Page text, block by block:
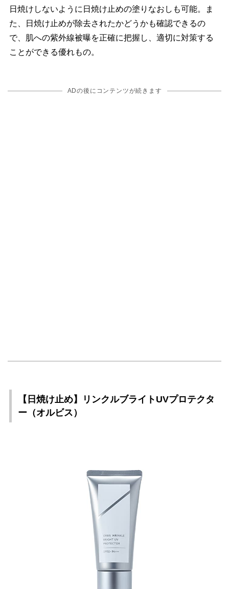
日焼けしないように日焼け止めの塗りなおしも可能。ま
た、日焼け止めが除去されたかどうかも確認できるの
で、肌への紫外線被曝を正確に把握し、適切に対策する
ことができる優れもの。
ADの後にコンテンツが続きます
【日焼け止め】リンクルブライトUVプロテクタ
ー（オルビス）